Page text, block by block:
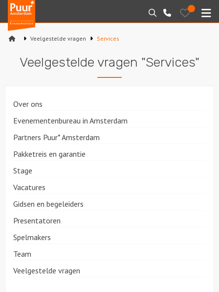
Puur*
Amsterdam
bedrijfsuitjes
Zoeken
020-
6260016
Bewaarde
uitjes
Arrangementen
Sport en spel
Veelgestelde vragen Services
Veelgestelde vragen "Services"
Over ons
Evenementenbureau in Amsterdam
Partners Puur* Amsterdam
Pakketreis en garantie
Stage
Vacatures
Gidsen en begeleiders
Presentatoren
Spelmakers
Team
Veelgestelde vragen